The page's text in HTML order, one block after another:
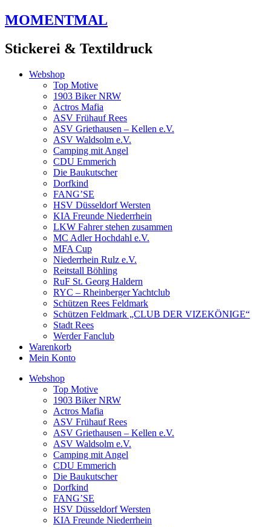
Zum
Inhalt
MOMENTMAL
Stickerei & Textildruck
Webshop
Top Motive
1903 Biker NRW
Actros Mafia
ASV Frühauf Rees
ASV Griethausen – Kellen e.V.
ASV Waldsolm e.V.
Camping mit Angel
CDU Emmerich
Die Baukutscher
Dorfkind
FANG’SE
HSV Düsseldorf Wersten
KIA Freunde Niederrhein
LKW Fahrer stehen zusammen
MC Adler Hochdahl e.V.
MFA Cup
Niederrhein Rulz e.V.
Reitstall Böhling
RuF St. Georg Haldern
RYC – Rheinberger Yachtclub
Schützen Rees Feldmark
Schützen Feldmark „CLUB DER VIZEKÖNIGE“
Stadt Rees
Werder Fanclub
Warenkorb
Mein Konto
Webshop
Top Motive
1903 Biker NRW
Actros Mafia
ASV Frühauf Rees
ASV Griethausen – Kellen e.V.
ASV Waldsolm e.V.
Camping mit Angel
CDU Emmerich
Die Baukutscher
Dorfkind
FANG’SE
HSV Düsseldorf Wersten
KIA Freunde Niederrhein